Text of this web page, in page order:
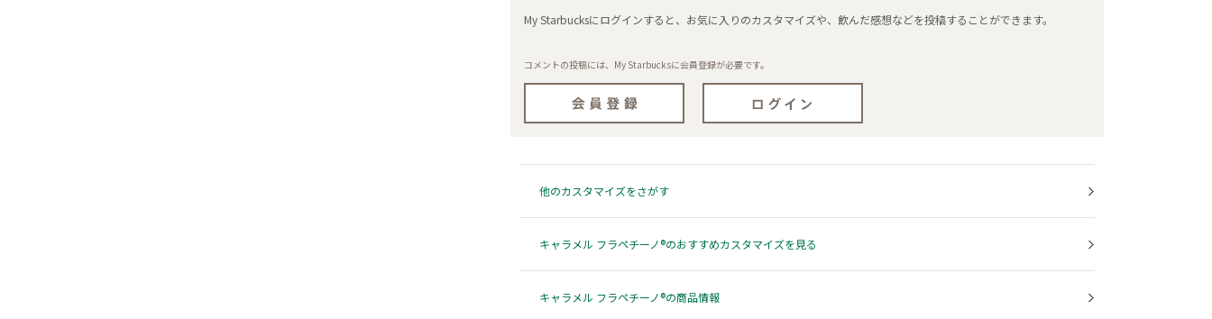
My Starbucksにログインすると、お気に入りのカスタマイズや、飲んだ感想などを投稿することができます。
コメントの投稿には、My Starbucksに会員登録が必要です。
他のカスタマイズをさがす
キャラメル フラペチーノ®のおすすめカスタマイズを見る
キャラメル フラペチーノ®の商品情報